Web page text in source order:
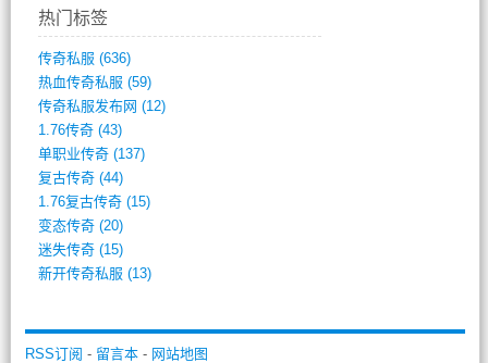
热门标签
传奇私服 (636)
热血传奇私服 (59)
传奇私服发布网 (12)
1.76传奇(43)
单职业传奇(137)
复古传奇(44)
1.76复古传奇(15)
变态传奇(20)
迷失传奇(15)
新开传奇私服 (13)
RSS订阅 - 留言本- 网站地图